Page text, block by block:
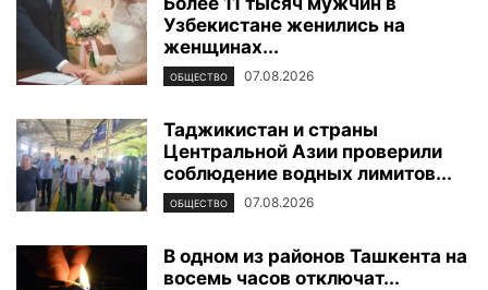
Узбекистане женились на
женщинах...
ОБЩЕСТВО 07.08.2026
Таджикистан и страны
Центральной Азии проверили
соблюдение водных лимитов...
ОБЩЕСТВО 07.08.2026
В одном из районов Ташкента на
восемь часов отключат...